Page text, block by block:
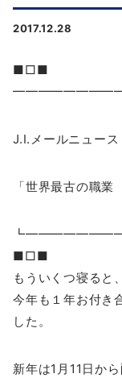
2017.12.28
■□■
J.I.メールニュー
「世界最古の職
■□■
もういくつ寝ると
今年も１年お付き
した。
新年は1月11日から